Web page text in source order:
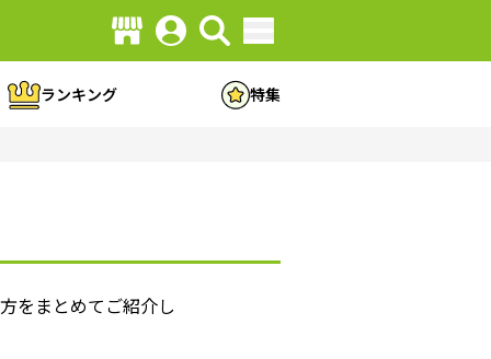
ランキング 特集
をまとめてご紹介し